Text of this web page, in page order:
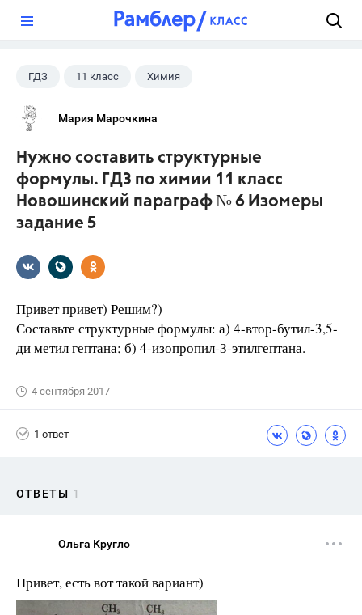
ГДЗ 11 класс Химия
Новошинский И.И.
Мария Марочкина
Нужно составить структурные
формулы. ГДЗ по химии 11 класс
Новошинский параграф № 6 Изомеры
задание 5
Привет привет) Решим?)
Составьте структурные формулы: а) 4-втор-бутил-3,5-
ди метил гептана; б) 4-изопропил-З-этилгептана.
4 сентября 2017
1 ответ
ОТВЕТЫ 1
Ольга Кругло
Привет, есть вот такой вариант)